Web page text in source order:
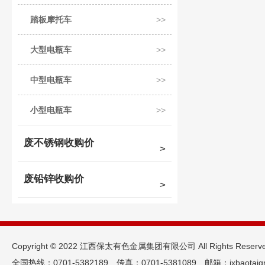
踏板摩托车
大型电瓶车
中型电瓶车
小型电瓶车
废不锈钢收购价
废铅锌收购价
Copyright © 2022 江西保太有色金属集团有限公司 All Rights
全国热线：0701-5382189 传真：0701-5381089 邮箱：